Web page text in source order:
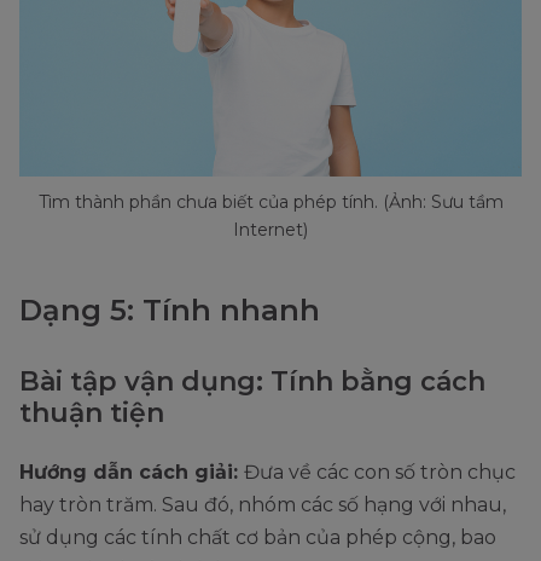
Tìm thành phần chưa biết của phép tính. (Ảnh: Sưu tầm
Internet)
Dạng 5: Tính nhanh
Bài tập vận dụng: Tính bằng cách
thuận tiện
Hướng dẫn cách giải: Đưa về các con số tròn chục
hay tròn trăm. Sau đó, nhóm các số hạng với nhau,
sử dụng các tính chất cơ bản của phép cộng, bao